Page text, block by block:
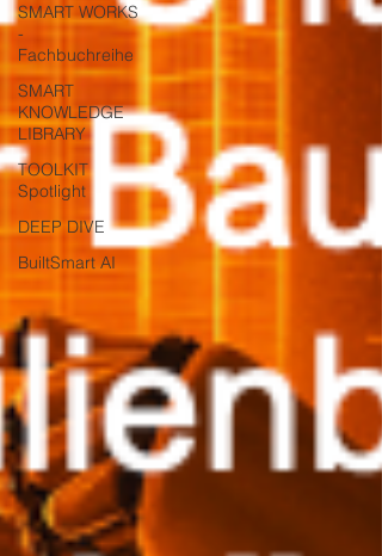
SMART WORKS
-
Fachbuchreihe
SMART
KNOWLEDGE
LIBRARY
TOOLKIT
Spotlight
DEEP DIVE
BuiltSmart AI